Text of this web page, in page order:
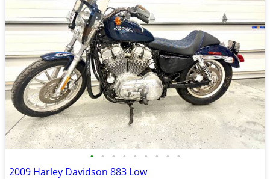
• • • • • • • • •
2009 Harley Davidson 883 Low